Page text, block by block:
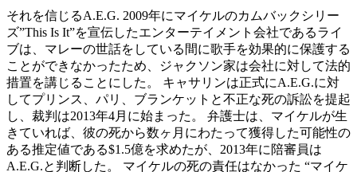
それを信じるA.E.G. 2009年にマイケルのカムバックシリー
ズ”This Is It”を宣伝したエンターテイメント会社であるライ
ブは、マレーの世話をしている間に歌手を効果的に保護する
ことができなかったため、ジャクソン家は会社に対して法的
措置を講じることにした。 キャサリンは正式にA.E.G.に対
してプリンス、パリ、ブランケットと不正な死の訴訟を提起
し、裁判は2013年4月に始まった。 弁護士は、マイケルが生
きていれば、彼の死から数ヶ月にわたって獲得した可能性の
ある推定値である$1.5億を求めたが、2013年に陪審員は
A.E.G.と判断した。 マイケルの死の責任はなかった “マイケ